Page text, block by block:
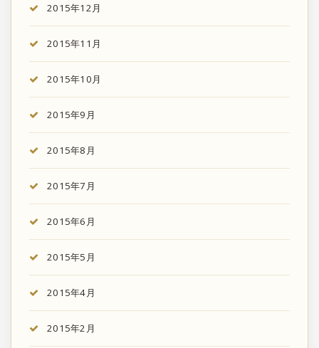
2015年12月
2015年11月
2015年10月
2015年9月
2015年8月
2015年7月
2015年6月
2015年5月
2015年4月
2015年2月